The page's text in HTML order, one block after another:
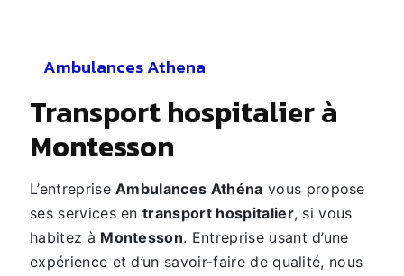
Ambulances Athena
transport hospitalier à
Montesson
L’entrepriseAmbulances Athéna vous propose
ses services entransport hospitalier, si vous
habitez à Montesson. Entreprise usant d’une
expérience et d’un savoir-faire de qualité, nous